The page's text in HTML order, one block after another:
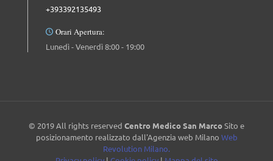
+393392135493
Orari Apertura:
Lunedì - Venerdì 8:00 - 19:00
© 2019 All rights reserved Centro Medico San MarcoSito e
posizionamento realizzato dall'Agenzia web Milano Web
Revolution Milano.